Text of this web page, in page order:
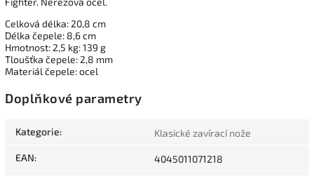
Celková délka: 20,8 cm
Délka čepele: 8,6 cm
Hmotnost: 2,5 kg: 139 g
Tloušťka čepele: 2,8 mm
Materiál čepele: ocel
Doplňkové parametry
Kategorie: Klasické zavírací nože
EAN: 4045011071218